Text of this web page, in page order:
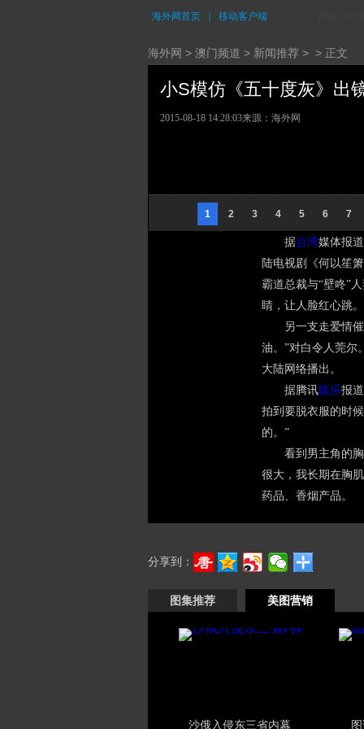
海外网首页 移动客户端
海外网 > 澳门频道 > 新闻推荐 > > 正文
小S模仿《五十度灰》
2015-08-18 14:28:03来源：海外网
1 2 3 4 5 6 7
据台湾媒体报
陆电视剧《何以笙
霸道总裁与“壁咚”
睛，让人脸红心跳。
另一支走爱情
油。”对白令人莞尔
大陆网络播出。
据腾讯娱乐报
拍到要脱衣服的时
的。”
看到男主角的
很大，我长期在胸
药品、香烟产品。
分享到：
图集推荐 美图营销
沙俄入侵东三省内幕